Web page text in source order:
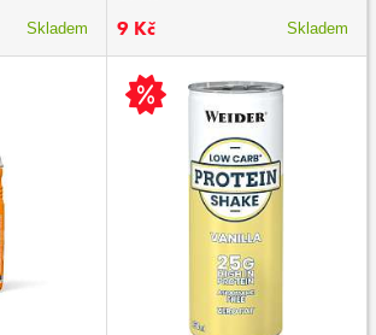
Skladem 9 Kč Skladem